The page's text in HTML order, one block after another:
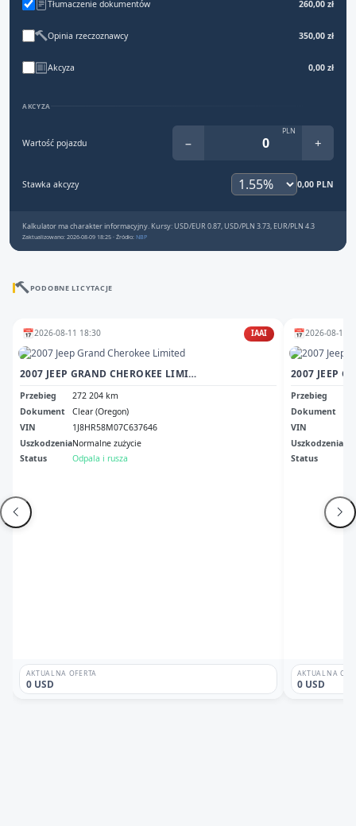
Tłumaczenie dokumentów 260,00 zł
Opinia rzeczoznawcy 350,00 zł
Akcyza 0,00 zł
AKCYZA
Wartość pojazdu −
PLN
+
Stawka akcyzy 0,00 PLN
Kalkulator ma charakter informacyjny. Kursy: USD/EUR 0.87, USD/PLN 3.73, EUR/PLN 4.3
Zaktualizowano: 2026-08-09 18:25 · Źródło: NBP
PODOBNE LICYTACJE
📅2026-08-11 18:30 IAAI
2007 JEEP GRAND CHEROKEE LIMITED
Przebieg
272 204 km
Dokument
Clear (Oregon)
VIN
1J8HR58M07C637646
UszkodzeniaNormalne zużycie
Status
Odpala i rusza
AKTUALNA OFERTA
0 USD
📅2026-08-13
Przebieg
Dokument
VIN
Uszkodzenia
Status
AKTUALNA
0 USD